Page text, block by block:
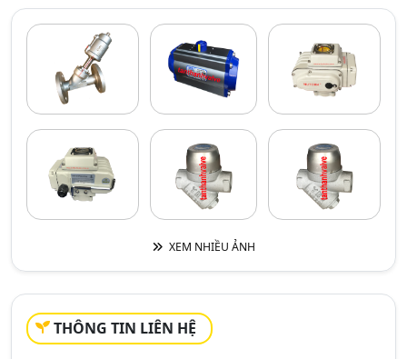
XEM NHIỀU ẢNH
THÔNG TIN LIÊN HỆ